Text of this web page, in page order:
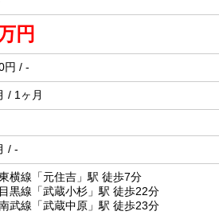
円
円 / -
/ 1ヶ月
/ -
横線「元住吉」駅 徒歩7分
黒線「武蔵小杉」駅 徒歩22分
南武線「武蔵中原」駅 徒歩23分